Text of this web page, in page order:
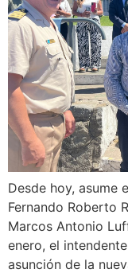
Desde hoy, asume
Fernando Roberto
Marcos Antonio
enero, el
asunción de la